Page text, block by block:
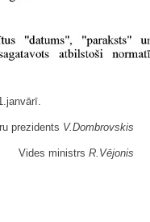
prezidents V.Dombrovskis
Vides ministrs R.Vējonis